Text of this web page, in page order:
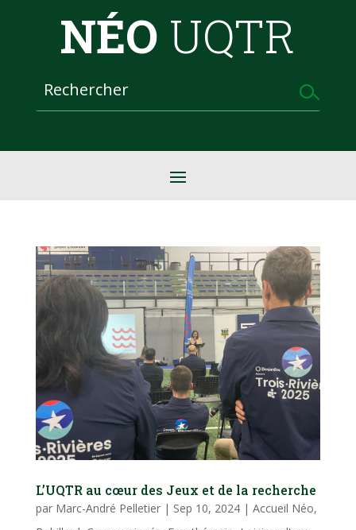
NÉO UQTR
L’UQTR au cœur des Jeux et de la recherche
par Marc-André Pelletier| Sep 10, 2024| Accueil Néo,